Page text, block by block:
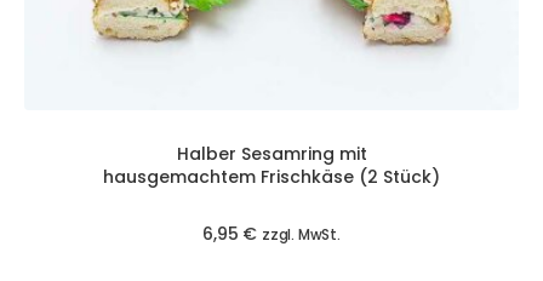
Halber Sesamring mit
hausgemachtem Frischkäse (2 Stück)
6,95 € zzgl. MwSt.